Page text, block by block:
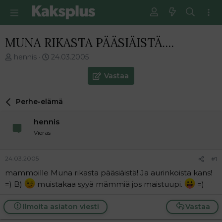
MUNA RIKASTA PÄÄSIÄISTÄ....
V
e
t
n
a
o
i
t
t
hennis
E
m
i
i
s
t
i
24.03.2005
Vastaa
Perhe-elämä
hennis
Vieras
24.03.2005 #1
mammoille Muna rikasta pääsiäistä! Ja aurinkoista kans!
=) B)
muistakaa syyä mämmiä jos maistuupi. =)
Vastaa
Ilmoita asiaton viesti